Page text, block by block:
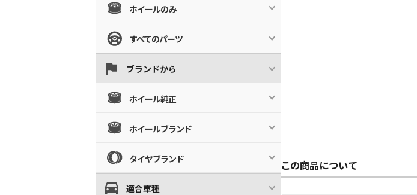
この商品について
ホイールのみ
すべてのパーツ
ブランドから
ホイール純正
ホイールブランド
タイヤブランド
適合車種